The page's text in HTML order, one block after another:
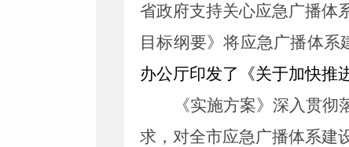
省政府支持关心应急广播体
目标纲要》将应急广播体系
办公厅印发了 《关于加快
《实施方案》深入贯彻
求，对全市应急广播体系建